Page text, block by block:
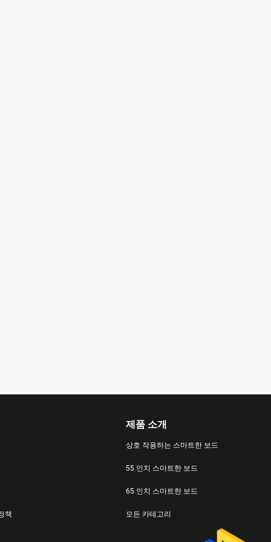
책
제품 소개
상호 작용하는 스마트한 보드
55 인치 스마트한 보드
65 인치 스마트한 보드
모든 카테고리